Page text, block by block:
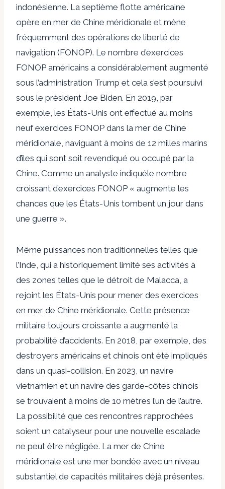
indonésienne. La septième flotte américaine
opère en mer de Chine méridionale et mène
fréquemment des opérations de liberté de
navigation (FONOP). Le nombre d’exercices
FONOP américains a considérablement augmenté
sous l’administration Trump et cela s’est poursuivi
sous le président Joe Biden. En 2019, par
exemple, les États-Unis ont effectué au moins
neuf exercices FONOP dans la mer de Chine
méridionale, naviguant à moins de 12 milles marins
d’îles qui sont soit revendiqué ou occupé par la
Chine. Comme un analyste indiquéle nombre
croissant d’exercices FONOP « augmente les
chances que les États-Unis tombent un jour dans
une guerre ».
Même puissances non traditionnelles telles que
l’Inde , qui a historiquement limité ses activités à
des zones telles que le détroit de Malacca, a
rejoint les États-Unis pour mener des exercices
en mer de Chine méridionale. Cette présence
militaire toujours croissante a augmenté la
probabilité d’accidents. En 2018, par exemple, des
destroyers américains et chinois ont été impliqués
dans un quasi-collision. En 2023, un navire
vietnamien et un navire des garde-côtes chinois
se trouvaient à moins de 10 mètres l’un de l’autre.
La possibilité que ces rencontres rapprochées
soient un catalyseur pour une nouvelle escalade
ne peut être négligée. La mer de Chine
méridionale est une mer bondée avec un niveau
substantiel de capacités militaires déjà présentes.